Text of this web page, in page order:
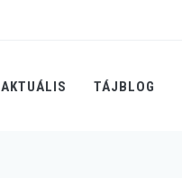
AKTUÁLIS TÁJBLOG